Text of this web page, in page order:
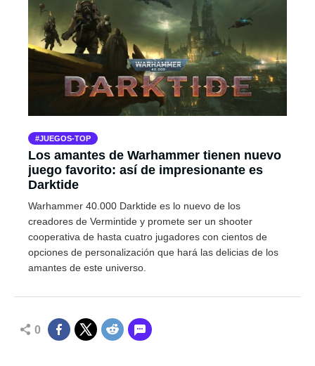
JUEGOS-TOP
Los amantes de Warhammer tienen nuevo
juego favorito: así de impresionante es
Darktide
Warhammer 40.000 Darktide es lo nuevo de los
creadores de Vermintide y promete ser un shooter
cooperativa de hasta cuatro jugadores con cientos de
opciones de personalización que hará las delicias de los
amantes de este universo.
0